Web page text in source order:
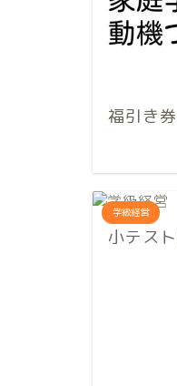
福引き
学級経営
小テス